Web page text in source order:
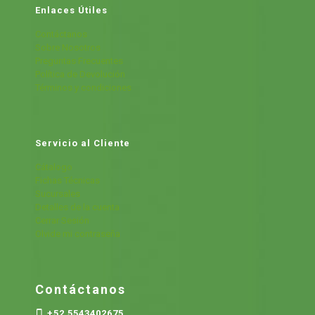
Enlaces Útiles
Contáctanos
Sobre Nosotros
Preguntas Frecuentes
Política de Devolución
Términos y condiciones
Servicio al Cliente
Cátalogo
Fichas Técnicas
Sucursales
Detalles de la cuenta
Cerrar Sesión
Olvide mi contraseña
Contáctanos